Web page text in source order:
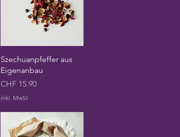
Schnellansicht
Szechuanpfeffer aus
Eigenanbau
Preis
CHF 15.90
inkl. MwSt